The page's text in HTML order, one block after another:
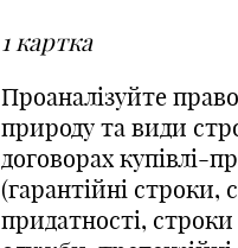
1 картка
Проаналізуйте
природу та види
договорах купівлі-
(гарантійні строки,
придатності, строки